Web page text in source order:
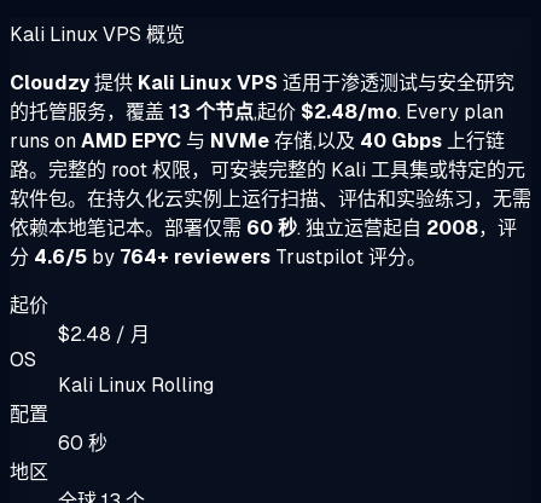
Kali Linux VPS 概览
Cloudzy提供 Kali Linux VPS 适用于渗透测试与安全研究
的托管服务，覆盖 13 个节点,起价 $2.48/mo. Every plan
runs onAMD EPYC 与 NVMe存储,以及 40 Gbps 上行链
路。完整的 root 权限，可安装完整的 Kali 工具集或特定的元
软件包。在持久化云实例上运行扫描、评估和实验练习，无需
依赖本地笔记本。部署仅需 60 秒. 独立运营起自 2008，评
分 4.6/5 by 764+ reviewers Trustpilot 评分。
起价
$2.48 / 月
OS
Kali Linux Rolling
配置
60 秒
地区